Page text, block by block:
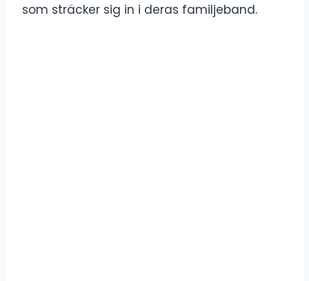
som sträcker sig in i deras familjeband.